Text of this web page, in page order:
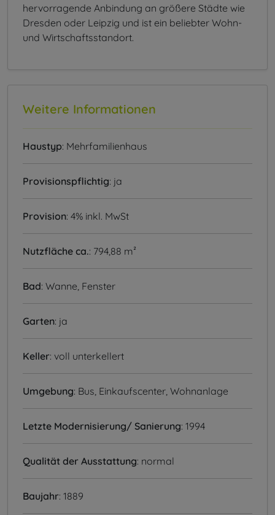
hervorragende Anbindung an größere Städte wie
Dresden oder Leipzig und ist ein beliebter Wohn-
und Wirtschaftsstandort.
Weitere Informationen
Haustyp: Mehrfamilienhaus
Provisionspflichtig: ja
Provision: 4% inkl. MwSt
Nutzfläche ca.: 794,88 m²
Bad: Wanne, Fenster
Garten: ja
Keller: voll unterkellert
Umgebung: Bus, Einkaufscenter, Wohnanlage
Letzte Modernisierung/ Sanierung: 1994
Qualität der Ausstattung: normal
Baujahr: 1889